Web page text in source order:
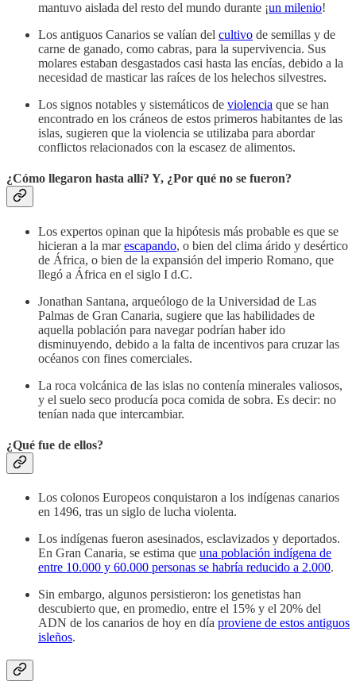
mantuvo aislada del resto del mundo durante ¡un milenio!
Los antiguos Canarios se valían del cultivo de semillas y de
carne de ganado, como cabras, para la supervivencia. Sus
molares estaban desgastados casi hasta las encías, debido a la
necesidad de masticar las raíces de los helechos silvestres.
Los signos notables y sistemáticos de violencia que se han
encontrado en los cráneos de estos primeros habitantes de las
islas, sugieren que la violencia se utilizaba para abordar
conflictos relacionados con la escasez de alimentos.
¿Cómo llegaron hasta allí? Y, ¿Por qué no se fueron?
Los expertos opinan que la hipótesis más probable es que se
hicieran a la marescapando, o bien del clima árido y desértico
de África, o bien de la expansión del imperio Romano, que
llegó a África en el siglo I d.C.
Jonathan Santana, arqueólogo de la Universidad de Las
Palmas de Gran Canaria, sugiere que las habilidades de
aquella población para navegar podrían haber ido
disminuyendo, debido a la falta de incentivos para cruzar las
océanos con fines comerciales.
La roca volcánica de las islas no contenía minerales valiosos,
y el suelo seco producía poca comida de sobra. Es decir: no
tenían nada que intercambiar.
¿Qué fue de ellos?
Los colonos Europeos conquistaron a los indígenas canarios
en 1496, tras un siglo de lucha violenta.
Los indígenas fueron asesinados, esclavizados y deportados.
En Gran Canaria, se estima que una población indígena de
entre 10.000 y 60.000 personas se habría reducido a 2.000.
Sin embargo, algunos persistieron: los genetistas han
descubierto que, en promedio, entre el 15% y el 20% del
ADN de los canarios de hoy en día proviene de estos antiguos
isleños.